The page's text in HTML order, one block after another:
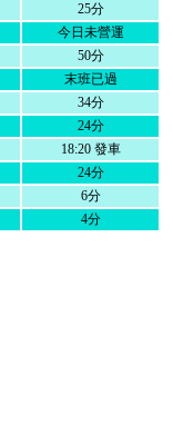
25分
今日未營運
50分
末班已過
34分
24分
18:20 發車
24分
6分
4分